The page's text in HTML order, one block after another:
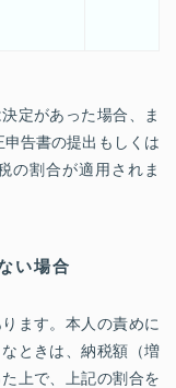
定があった場合、ま
告書の提出もしくは
の割合が適用されま
い場合
ます。本人の責めに
ときは、納税額（増
上で、上記の割合を